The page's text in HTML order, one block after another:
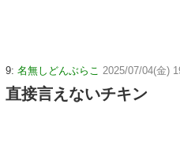
9: 名無しどんぶらこ 2025/07/04(金)
直接言えないチキン